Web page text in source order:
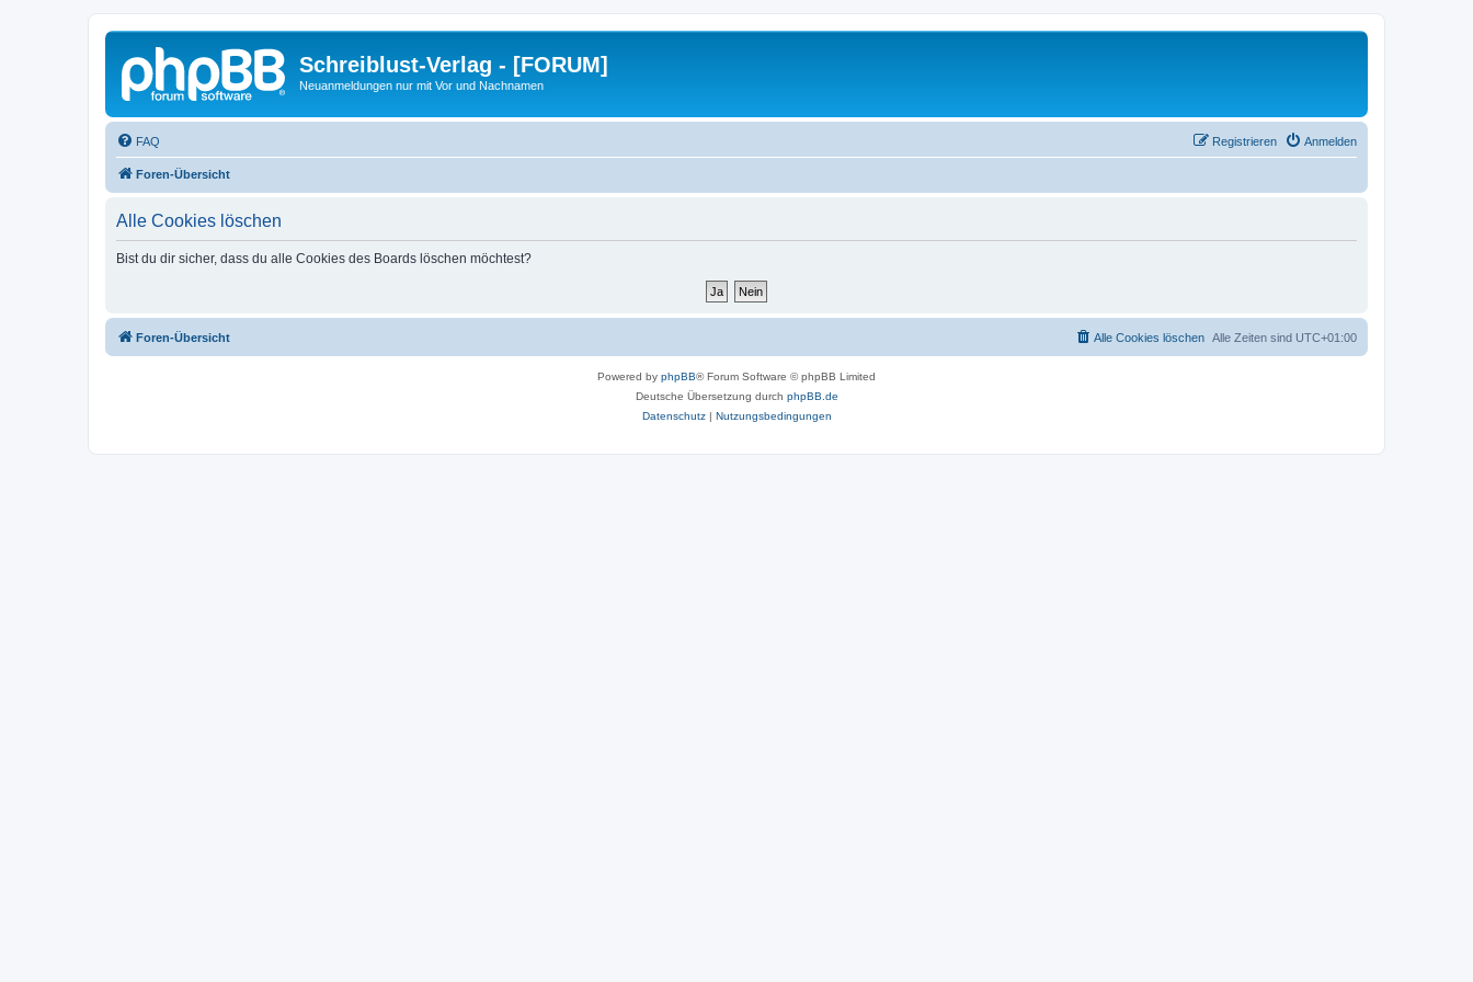
Schreiblust-Verlag - [FORUM]
Neuanmeldungen nur mit Vor und Nachnamen
FAQ Anmelden
Registrieren
Foren-Übersicht
Alle Cookies löschen
Bist du dir sicher, dass du alle Cookies des Boards löschen möchtest?
Foren-Übersicht Alle Zeiten sind UTC+01:00
Alle Cookies löschen
Powered by phpBB® Forum Software © phpBB Limited
Deutsche Übersetzung durch phpBB.de
Datenschutz| Nutzungsbedingungen